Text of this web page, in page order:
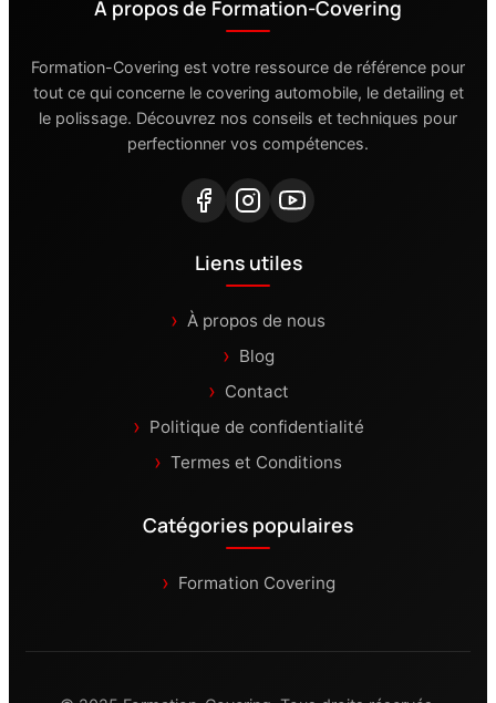
À propos de Formation-Covering
Formation-Covering est votre ressource de référence pour
tout ce qui concerne le covering automobile, le detailing et
le polissage. Découvrez nos conseils et techniques pour
perfectionner vos compétences.
Liens utiles
À propos de nous
Blog
Contact
Politique de confidentialité
Termes et Conditions
Catégories populaires
Formation Covering